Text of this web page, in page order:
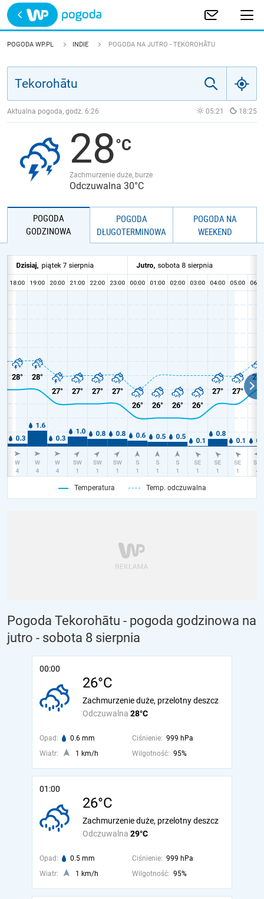
Trwa ładowanie
POLSKA
JAKOŚĆ POWIETRZA
POGODA WP.PL INDIE POGODA NA JUTRO - TEKOROHĀTU
Aktualna pogoda, godz. 6:26 05:21 18:25
28
Zachmurzenie duże, burze
Odczuwalna 30°C
POGODA
GODZINOWA
POGODA
DŁUGOTERMINOWA
POGODA NA
WEEKEND
Temperatura Temp. odczuwalna
Pogoda Tekorohātu - pogoda godzinowa na
jutro - sobota 8 sierpnia
00:00
26°C
Odczuwalna 28°C
Zachmurzenie duże, przelotny deszcz
Opad: 0.6 mm Ciśnienie: 999 hPa
Wiatr:
1 km/h Wilgotność: 95%
01:00
26°C
Odczuwalna 29°C
Zachmurzenie duże, przelotny deszcz
Opad: 0.5 mm Ciśnienie: 999 hPa
Wiatr:
1 km/h Wilgotność: 95%